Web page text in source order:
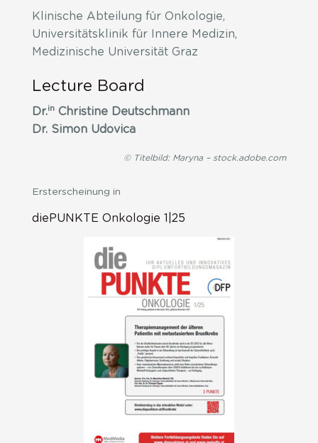
Klinische Abteilung für Onkologie,
Universitätsklinik für Innere Medizin,
Medizinische Universität Graz
Lecture Board
Dr.in Christine Deutschmann
Dr. Simon Udovica
© Titelbild: Maryna – stock.adobe.com
Ersterscheinung in
diePUNKTE Onkologie 1|25